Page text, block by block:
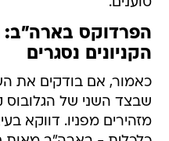
הפרדוקס
הקניונים נסגרים
כאמור, אם בודקים את
שבצד השני של
מזהירים מפניו. דווקא